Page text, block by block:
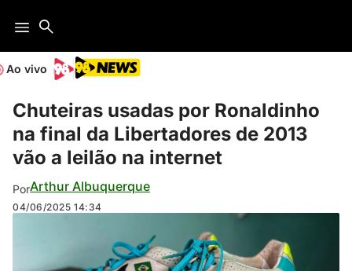
Ao vivo
Chuteiras usadas por Ronaldinho
na final da Libertadores de 2013
vão a leilão na internet
PorArthur Albuquerque
04/06/2025 14:34